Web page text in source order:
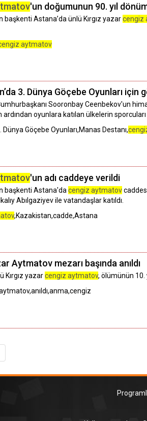
'un doğumunun 90. yıl
başkenti Astana’da ünlü Kırgız yazarcengiz
aytmatov
3. Dünya Göçebe Oyunları için
Sooronbay Ceenbekov'un
ardından oyunlara katılan ülkelerin
Dünya Göçebe Oyunları,Manas Destanı,
'un adı caddeye verildi
başkenti Astana'da cengiz aytmatov
Abılgaziyev ile vatandaşlar katıldı.
,Kazakistan,cadde,Astana
Aytmatov mezarı başında anıldı
Kırgız yazarcengiz aytmatov, ölümünün 10.